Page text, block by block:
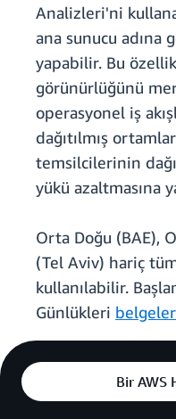
Analizleri'ni
ana sunucu adına
yapabilir. Bu
görünürlüğünü
operasyonel iş
dağıtılmış
temsilcilerinin
yükü azaltmasına
Orta Doğu (BAE),
(Tel Aviv) hariç
kullanılabilir.
Günlükleri
Bir AWS